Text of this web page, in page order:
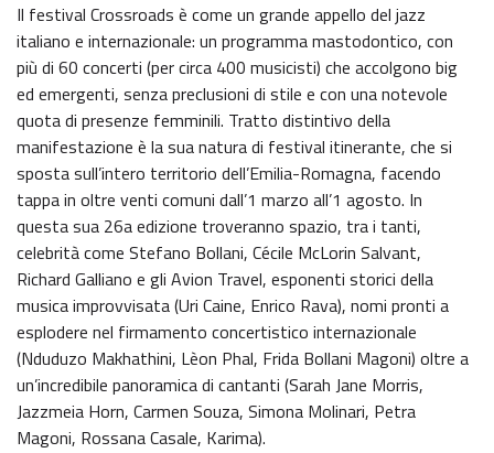
Il festival Crossroads è come un grande appello del jazz
italiano e internazionale: un programma mastodontico, con
più di 60 concerti (per circa 400 musicisti) che accolgono big
ed emergenti, senza preclusioni di stile e con una notevole
quota di presenze femminili. Tratto distintivo della
manifestazione è la sua natura di festival itinerante, che si
sposta sull’intero territorio dell’Emilia-Romagna, facendo
tappa in oltre venti comuni dall’1 marzo all’1 agosto. In
questa sua 26a edizione troveranno spazio, tra i tanti,
celebrità come Stefano Bollani, Cécile McLorin Salvant,
Richard Galliano e gli Avion Travel, esponenti storici della
musica improvvisata (Uri Caine, Enrico Rava), nomi pronti a
esplodere nel firmamento concertistico internazionale
(Nduduzo Makhathini, Lèon Phal, Frida Bollani Magoni) oltre a
un’incredibile panoramica di cantanti (Sarah Jane Morris,
Jazzmeia Horn, Carmen Souza, Simona Molinari, Petra
Magoni, Rossana Casale, Karima).